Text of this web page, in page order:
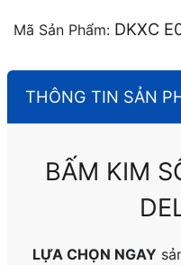
Mã Sản Phẩm: DKXC
THÔNG TIN SẢN
BẤM KIM
LỰA CHỌN NGAY